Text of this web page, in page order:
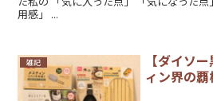
用感」 ...
雑記
【ダイソ
ィン界の覇